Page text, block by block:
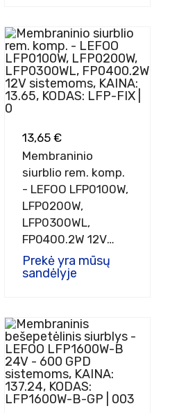
13,65 €
Membraninio
siurblio rem. komp.
- LEFOO LFP0100W,
LFP0200W,
LFP0300WL,
FP0400.2W 12V
sistemoms
Prekė yra mūsų
sandėlyje